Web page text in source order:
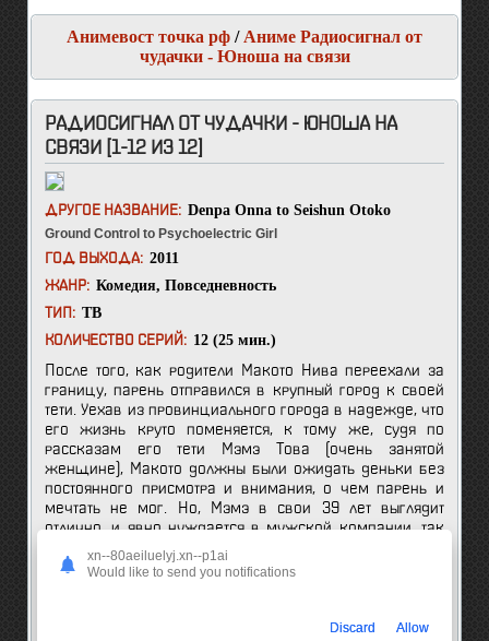
Анимевост точка рф / Аниме Радиосигнал от
чудачки - Юноша на связи
РАДИОСИГНАЛ ОТ ЧУДАЧКИ - ЮНОША НА
СВЯЗИ [1-12 ИЗ 12]
ДРУГОЕ НАЗВАНИЕ: Denpa Onna to Seishun Otoko
Ground Control to Psychoelectric Girl
ГОД ВЫХОДА: 2011
ЖАНР: Комедия, Повседневность
ТИП: ТВ
КОЛИЧЕСТВО СЕРИЙ: 12 (25 мин.)
После того, как родители Макото Нива переехали за
границу, парень отправился в крупный город к своей
тети. Уехав из провинциального города в надежде, что
его жизнь круто поменяется, к тому же, судя по
рассказам его тети Мэмэ Това (очень занятой
женщине), Макото должны были ожидать деньки без
постоянного присмотра и внимания, о чем парень и
мечтать не мог. Но, Мэмэ в свои 39 лет выглядит
отлично, и явно нуждается в мужской компании, так
что не всем мечтам суждено сбыться. А тут еще одно
непонятное обстоятельство – свернутый матрас из
xn--80aeiluelyj.xn--p1ai
Would like to send you notifications
Discard Allow